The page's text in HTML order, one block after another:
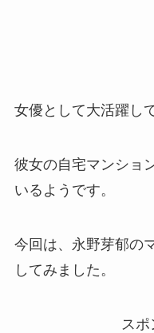
女優として大活躍し
彼女の自宅マンショ
いるようです。
今回は、永野芽郁の
してみました。
ス